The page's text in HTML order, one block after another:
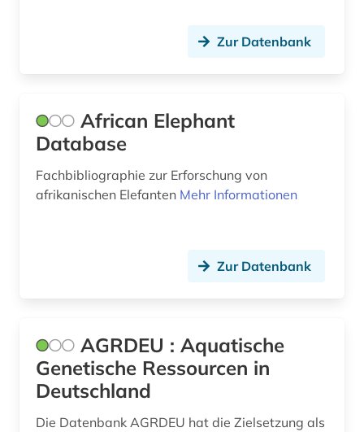
bilder (1)
bio-basierte kunststoffe (1)
biodiversitätsforschung (1)
bioenergie (1)
Zur Datenbank
African Elephant
Database
Fachbibliographie zur Erforschung von
afrikanischen Elefanten Mehr Informationen
Zur Datenbank
AGRDEU : Aquatische
Genetische Ressourcen in
Deutschland
Die Datenbank AGRDEU hat die Zielsetzung als